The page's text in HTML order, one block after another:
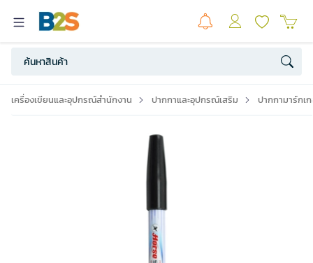
เครื่องเขียนและอุปกรณ์สำนักงาน ปากกาและอุปกรณ์เสริม ปากกามาร์กเ